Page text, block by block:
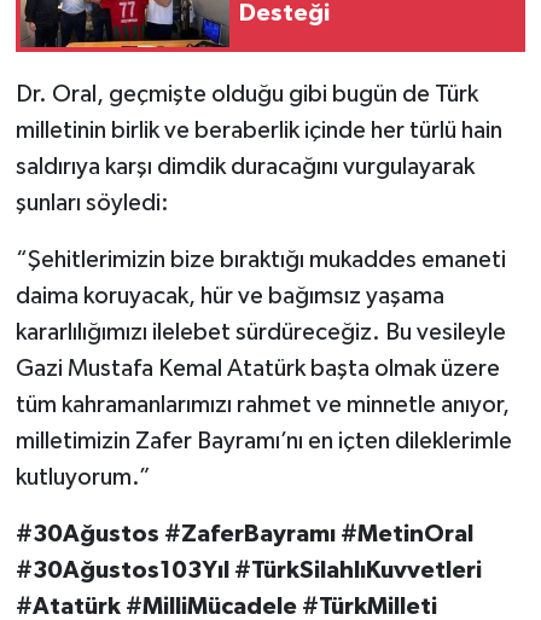
Desteği
Dr. Oral, geçmişte olduğu gibi bugün de Türk
milletinin birlik ve beraberlik içinde her türlü hain
saldırıya karşı dimdik duracağını vurgulayarak
şunları söyledi:
“Şehitlerimizin bize bıraktığı mukaddes emaneti
daima koruyacak, hür ve bağımsız yaşama
kararlılığımızı ilelebet sürdüreceğiz. Bu vesileyle
Gazi Mustafa Kemal Atatürk başta olmak üzere
tüm kahramanlarımızı rahmet ve minnetle anıyor,
milletimizin Zafer Bayramı’nı en içten dileklerimle
kutluyorum.”
#30Ağustos #ZaferBayramı #MetinOral
#30Ağustos103Yıl #TürkSilahlıKuvvetleri
#Atatürk #MilliMücadele #TürkMilleti